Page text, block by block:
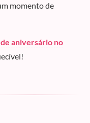
momento de
aniversário no